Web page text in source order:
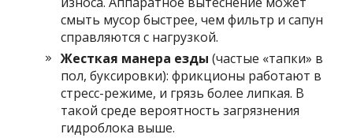
смыть мусор быстрее, чем фильтр и сапун
справляются с нагрузкой.
Жесткая манера езды (частые «тапки» в
пол, буксировки): фрикционы работают в
стресс-режиме, и грязь более липкая. В
такой среде вероятность загрязнения
гидроблока выше.